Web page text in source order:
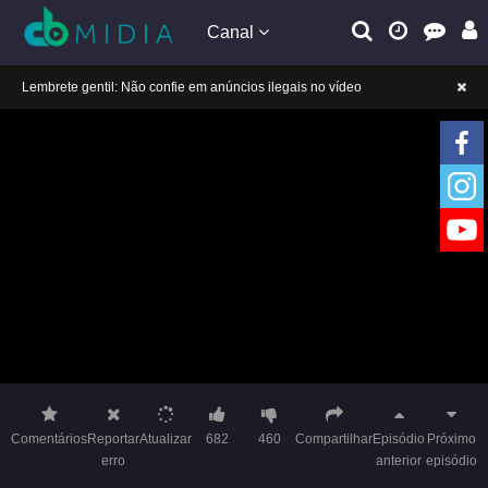
Canal
A tocar：A Princesa Rebelde (Dublado)-12
ComentáriosReportar
erro
Atualizar 682 460 CompartilharEpisódio
anterior
Próximo
episódio